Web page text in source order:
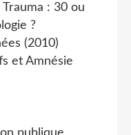
: 30 ou
?
(2010)
et Amnésie